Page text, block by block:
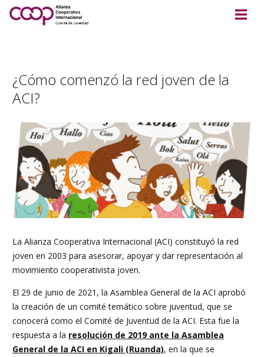
¿Cómo comenzó la red joven de la
ACI?
La Alianza Cooperativa Internacional (ACI) constituyó la red
joven en 2003 para asesorar, apoyar y dar representación al
movimiento cooperativista joven.
El 29 de junio de 2021, la Asamblea General de la ACI aprobó
la creación de un comité temático sobre juventud, que se
conocerá como el Comité de Juventud de la ACI. Esta fue la
respuesta a la resolución de 2019 ante la Asamblea
General de la ACI en Kigali (Ruanda), en la que se